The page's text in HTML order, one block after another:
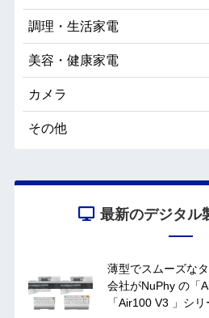
調理・生活家電
美容・健康家電
カメラ
その他
最新のデジタル
薄型でスムーズな
会社がNuPhy の「
「Air100 V3 」シ